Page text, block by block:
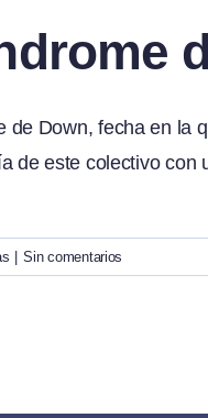
Down, fecha en la
de este colectivo
Sin comentarios